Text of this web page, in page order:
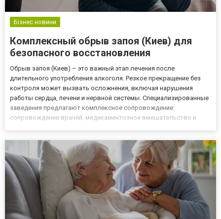
Бізнес новини
Комплексный обрыв запоя (Киев) для
безопасного восстановления
Обрыв запоя (Киев) – это важный этап лечения после
длительного употребления алкоголя. Резкое прекращение без
контроля может вызвать осложнения, включая нарушения
работы сердца, печени и нервной системы. Специализированные
заведения предлагают комплексное сопровождение:
сопровождение врачей, медикаментозное вмешательство и
нормальное функционировани...